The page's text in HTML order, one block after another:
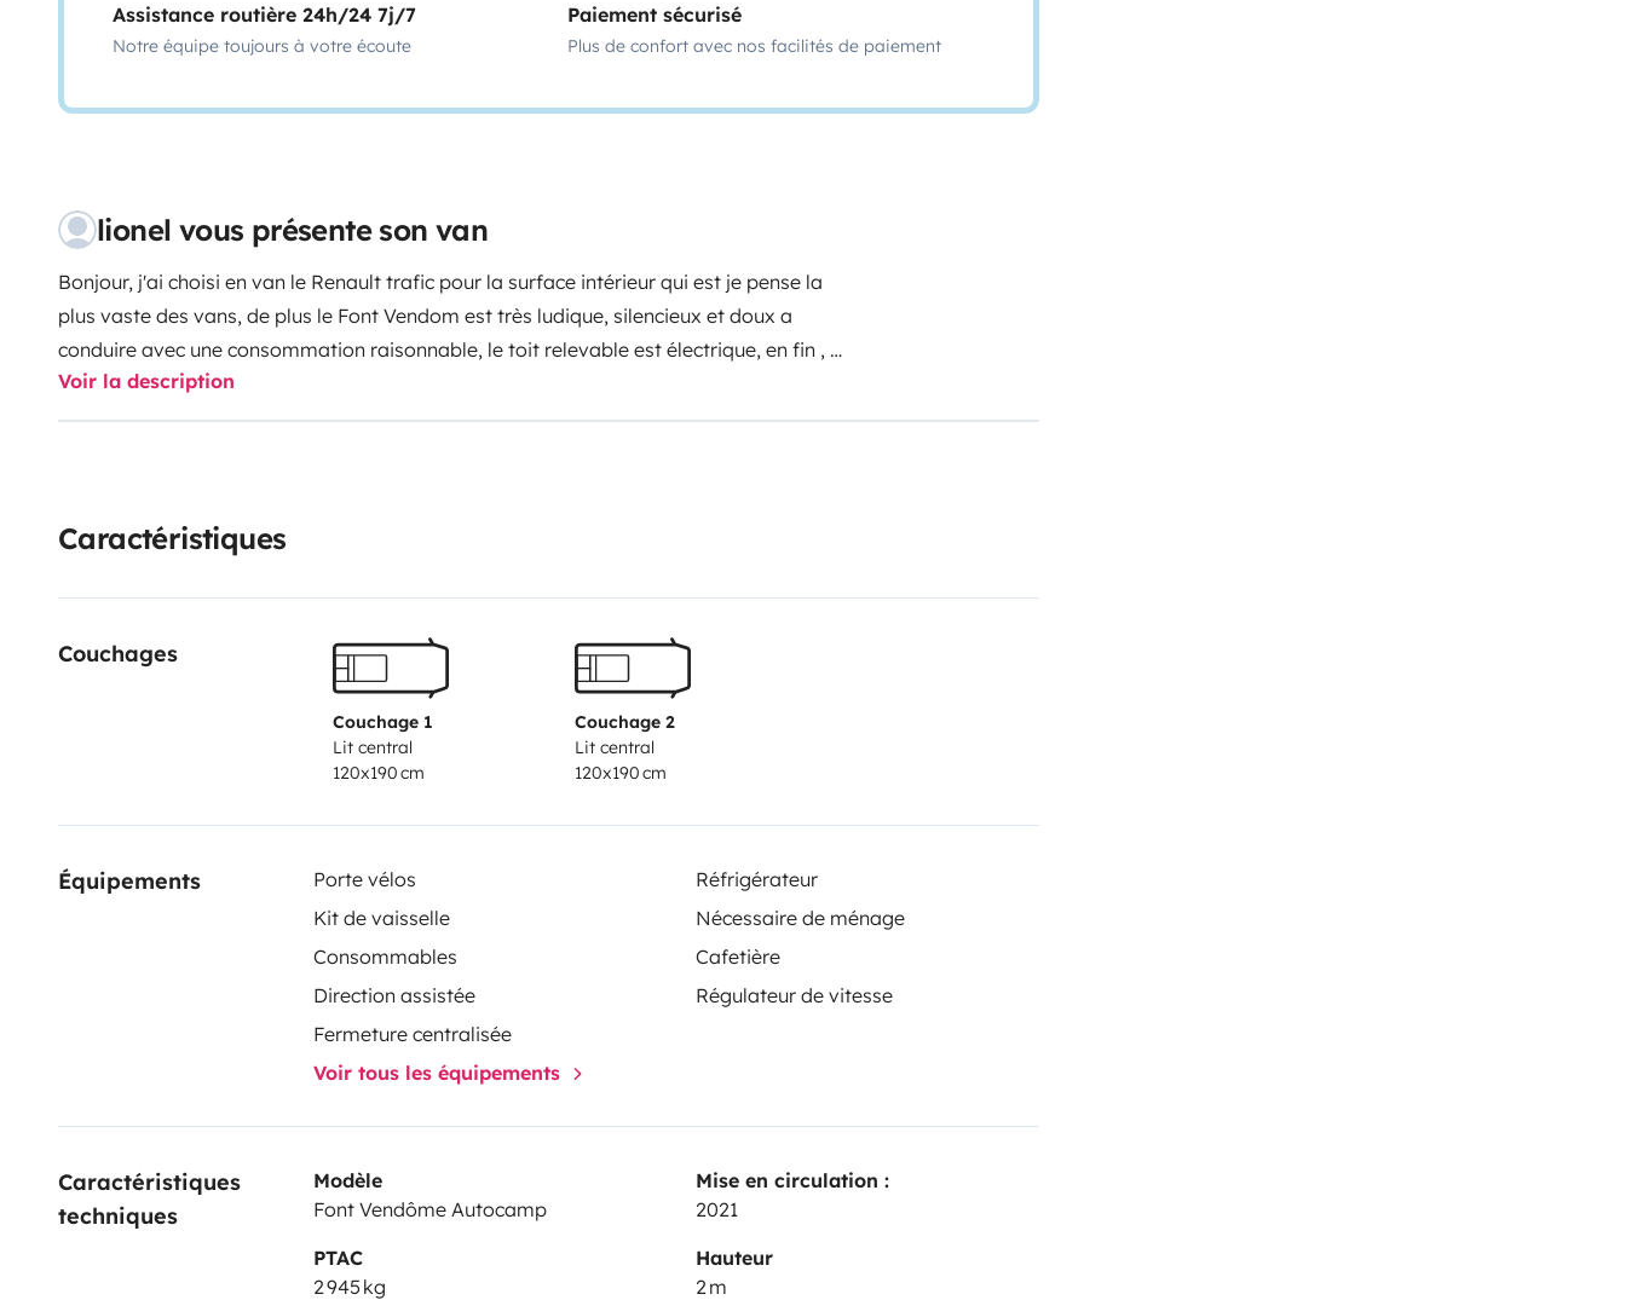
Assistance routière 24h/24 7j/7
Notre équipe toujours à votre écoute
Paiement sécurisé
Plus de confort avec nos facilités de paiement
lionel vous présente son van
Bonjour, j'ai choisi en van le Renault trafic pour la surface intérieur qui est je pense la
plus vaste des vans, de plus le Font Vendom est très ludique, silencieux et doux a
conduire avec une consommation raisonnable, le toit relevable est électrique, en fin , il
est bien pensé.
Voir la description
Caractéristiques
Couchages
Couchage 1
Lit central
120x190 cm
Couchage 2
Lit central
120x190 cm
Équipements Porte vélos
Réfrigérateur
Kit de vaisselle
Nécessaire de ménage
Consommables
Cafetière
Direction assistée
Régulateur de vitesse
Fermeture centralisée
Voir tous les équipements
Caractéristiques
techniques
Modèle
Font Vendôme Autocamp
Mise en circulation :
2021
PTAC
2 945 kg
Hauteur
2 m